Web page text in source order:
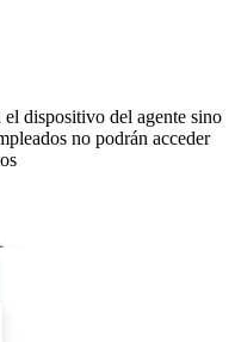
dispositivo del agente sino
no podrán acceder